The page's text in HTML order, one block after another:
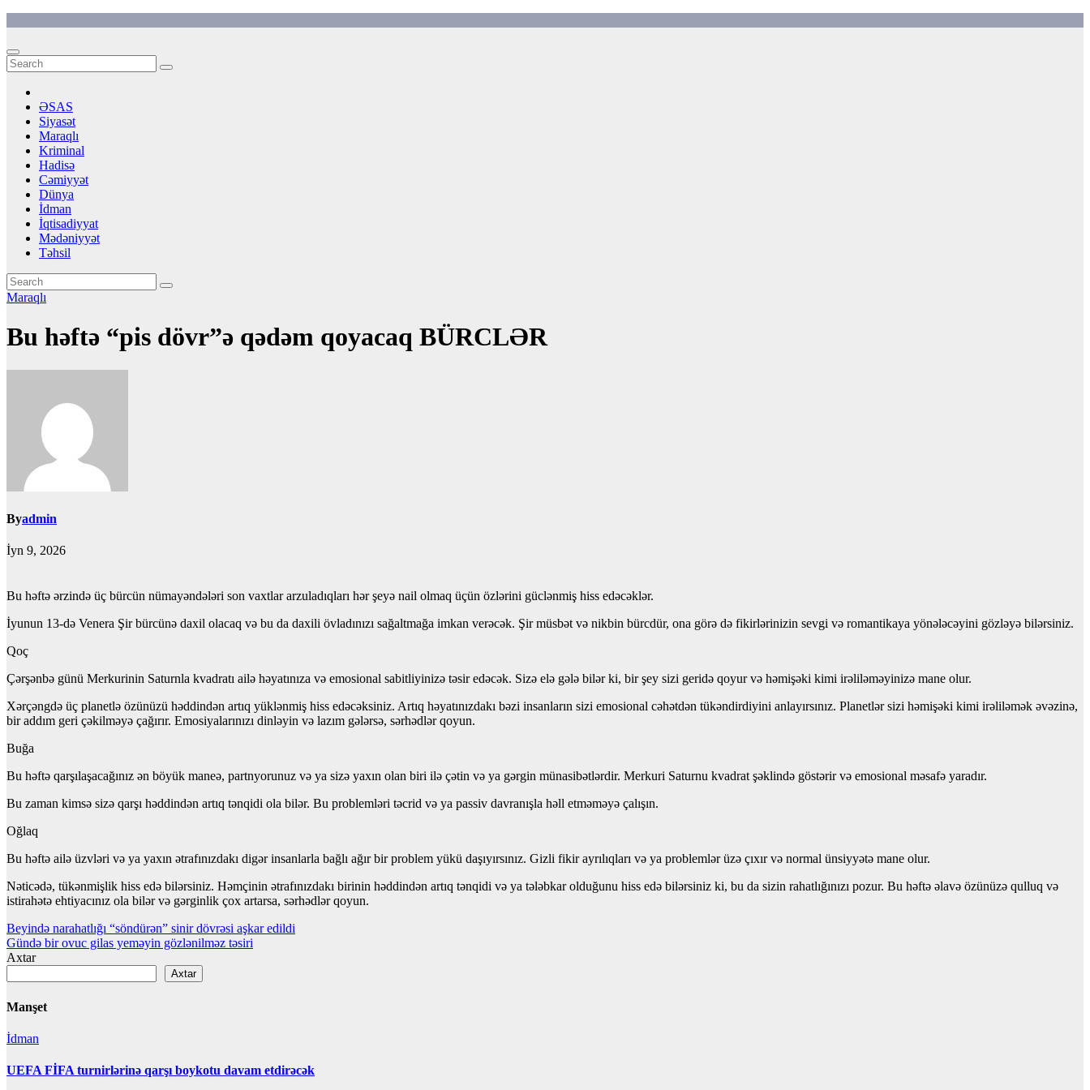
content
ƏSAS
Siyasət
Maraqlı
Kriminal
Hadisə
Cəmiyyət
Dünya
İdman
İqtisadiyyat
Mədəniyyət
Təhsil
Maraqlı
Bu həftə “pis dövr”ə qədəm qoyacaq BÜRCLƏR
Byadmin
İyn 9, 2026
Bu həftə ərzində üç bürcün nümayəndələri son vaxtlar arzuladıqları hər şeyə nail olmaq üçün özlərini güclənmiş hiss edəcəklər.
İyunun 13-də Venera Şir bürcünə daxil olacaq və bu da daxili övladınızı sağaltmağa imkan verəcək. Şir müsbət və nikbin bürcdür, ona görə də fikirlərinizin sevgi və romantikaya yönələcəyini gözləyə bilərsiniz.
Qoç
Çərşənbə günü Merkurinin Saturnla kvadratı ailə həyatınıza və emosional sabitliyinizə təsir edəcək. Sizə elə gələ bilər ki, bir şey sizi geridə qoyur və həmişəki kimi irəliləməyinizə mane olur.
Xərçəngdə üç planetlə özünüzü həddindən artıq yüklənmiş hiss edəcəksiniz. Artıq həyatınızdakı bəzi insanların sizi emosional cəhətdən tükəndirdiyini anlayırsınız. Planetlər sizi həmişəki kimi irəliləmək əvəzinə,
bir addım geri çəkilməyə çağırır. Emosiyalarınızı dinləyin və lazım gələrsə, sərhədlər qoyun.
Buğa
Bu həftə qarşılaşacağınız ən böyük maneə, partnyorunuz və ya sizə yaxın olan biri ilə çətin və ya gərgin münasibətlərdir. Merkuri Saturnu kvadrat şəklində göstərir və emosional məsafə yaradır.
Bu zaman kimsə sizə qarşı həddindən artıq tənqidi ola bilər. Bu problemləri təcrid və ya passiv davranışla həll etməməyə çalışın.
Oğlaq
Bu həftə ailə üzvləri və ya yaxın ətrafınızdakı digər insanlarla bağlı ağır bir problem yükü daşıyırsınız. Gizli fikir ayrılıqları və ya problemlər üzə çıxır və normal ünsiyyətə mane olur.
Nəticədə, tükənmişlik hiss edə bilərsiniz. Həmçinin ətrafınızdakı birinin həddindən artıq tənqidi və ya tələbkar olduğunu hiss edə bilərsiniz ki, bu da sizin rahatlığınızı pozur. Bu həftə əlavə özünüzə qulluq və
istirahətə ehtiyacınız ola bilər və gərginlik çox artarsa, sərhədlər qoyun.
Yazı
naviqasiyası
Beyində narahatlığı “söndürən” sinir dövrəsi aşkar edildi
Gündə bir ovuc gilas yeməyin gözlənilməz təsiri
Axtar
Axtar
Manşet
İdman
UEFA FİFA turnirlərinə qarşı boykotu davam etdirəcək